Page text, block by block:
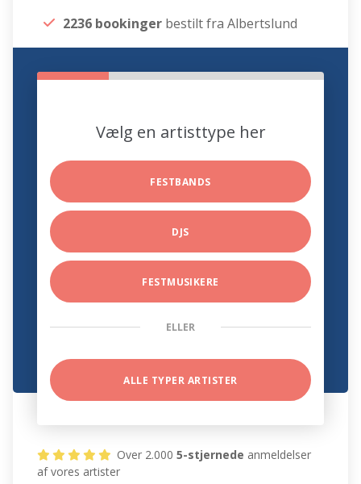
2236 bookinger bestilt fra Albertslund
Vælg en artisttype her
FESTBANDS
DJS
FESTMUSIKERE
ELLER
ALLE TYPER ARTISTER
Over 2.0005-stjernede anmeldelser
af vores artister